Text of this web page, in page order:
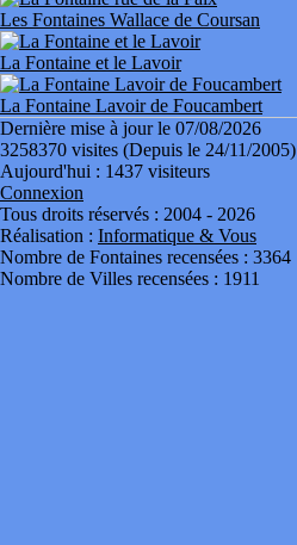
Les Fontaines Wallace de Coursan
La Fontaine et le Lavoir
La Fontaine Lavoir de Foucambert
Dernière mise à jour le 07/08/2026
3258370 visites (Depuis le 24/11/2005)
Aujourd'hui : 1437 visiteurs
Connexion
Tous droits réservés : 2004 - 2026
Réalisation : Informatique & Vous
Nombre de Fontaines recensées : 3364
Nombre de Villes recensées : 1911